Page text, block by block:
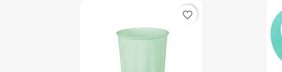
favorite_border